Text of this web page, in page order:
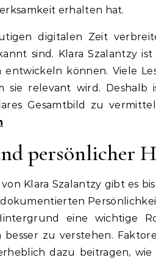
erhalten hat.
digitalen Zeit
sind. Klara Szalantzy
können. Viele
sie relevant wird. Deshalb
Gesamtbild zu
persönlicher
Klara Szalantzy gibt es
eine wichtige
besser zu verstehen.
dazu beitragen,